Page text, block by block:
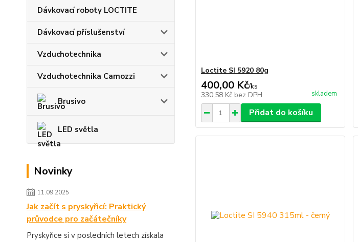
Dávkovací roboty LOCTITE
Dávkovací příslušenství
Vzduchotechnika
Vzduchotechnika Camozzi
Brusivo
LED světla
Novinky
11.09.2025
Jak začít s pryskyřicí: Praktický
průvodce pro začátečníky
Pryskyřice si v posledních letech získala
Loctite SI 5920 80g
400,00 Kč/ks
330,58 Kč bez DPH skladem
Přidat do košíku